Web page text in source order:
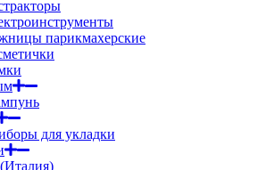
парикмахерские
для укладки